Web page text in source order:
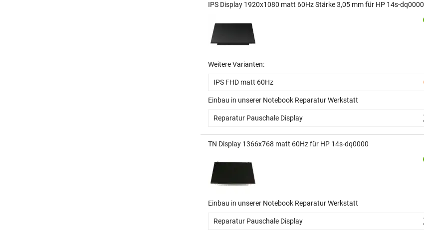
IPS Display 1920x1080 matt 60Hz Stärke 3,05 mm für HP 14s-dq0000
Weitere Varianten:
IPS FHD matt 60Hz
Einbau in unserer Notebook Reparatur Werkstatt
Reparatur Pauschale Display
TN Display 1366x768 matt 60Hz für HP 14s-dq0000
Einbau in unserer Notebook Reparatur Werkstatt
Reparatur Pauschale Display